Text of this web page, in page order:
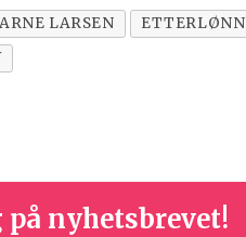
LARSEN ETTERLØNN
på nyhetsbrevet!